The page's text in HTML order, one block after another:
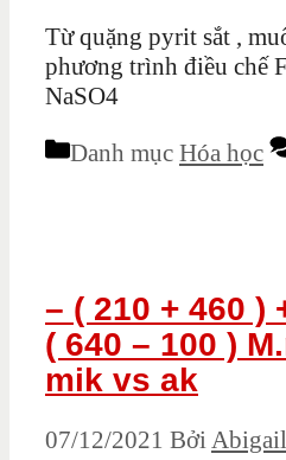
Từ quặng pyrit sắt ,
phương trình điều chế
NaSO4
Danh mục Hóa học
– ( 210 + 460 )
( 640 – 100 )
mik vs ak
07/12/2021 Bởi Abigail